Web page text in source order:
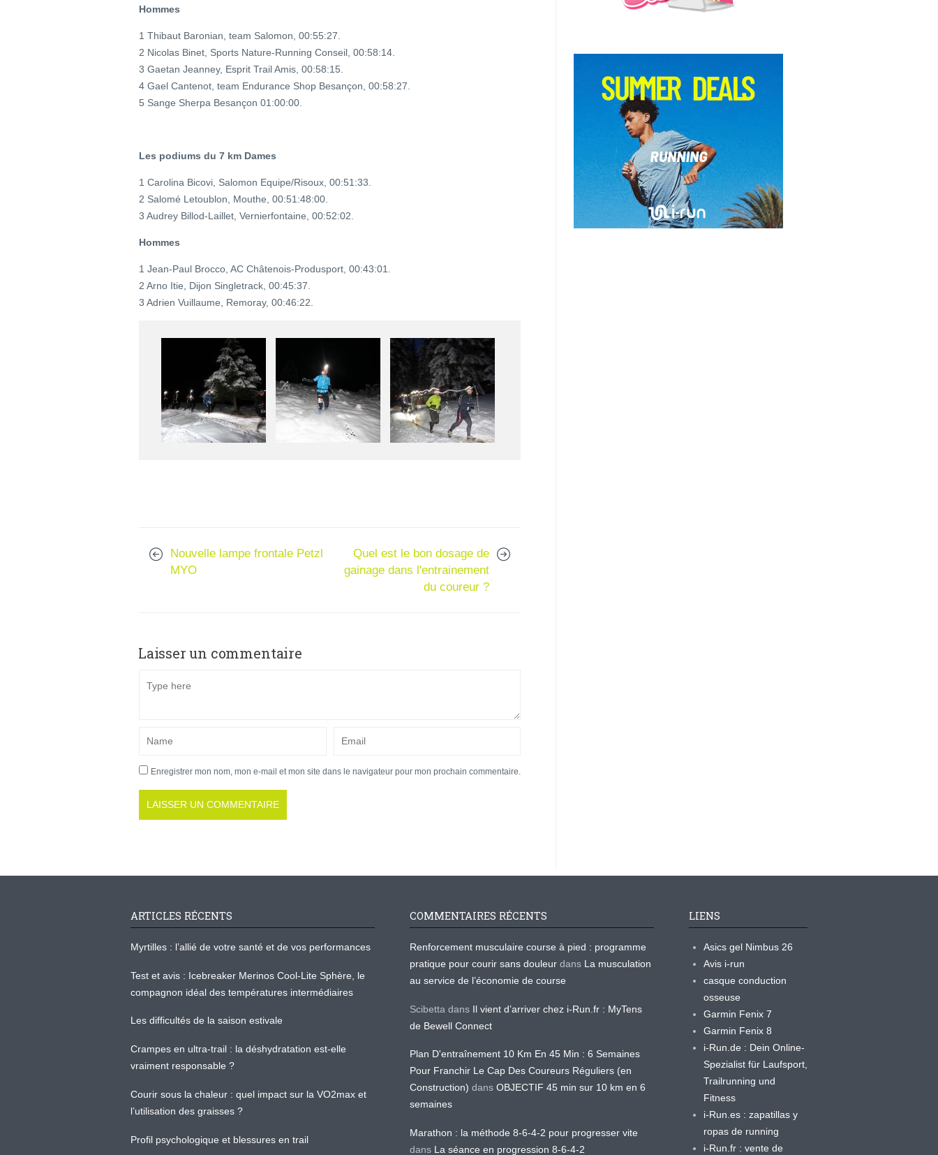
Hommes
1 Thibaut Baronian, team Salomon, 00:55:27.
2 Nicolas Binet, Sports Nature-Running Conseil, 00:58:14.
3 Gaetan Jeanney, Esprit Trail Amis, 00:58:15.
4 Gael Cantenot, team Endurance Shop Besançon, 00:58:27.
5 Sange Sherpa Besançon 01:00:00.
Les podiums du 7 km Dames
1 Carolina Bicovi, Salomon Equipe/Risoux, 00:51:33.
2 Salomé Letoublon, Mouthe, 00:51:48:00.
3 Audrey Billod-Laillet, Vernierfontaine, 00:52:02.
Hommes
1 Jean-Paul Brocco, AC Châtenois-Produsport, 00:43:01.
2 Arno Itie, Dijon Singletrack, 00:45:37.
3 Adrien Vuillaume, Remoray, 00:46:22.
Nouvelle lampe frontale Petzl
MYO
Quel est le bon dosage de
gainage dans l'entrainement
du coureur ?
Laisser un commentaire
Enregistrer mon nom, mon e-mail et mon site dans le navigateur pour mon prochain commentaire.
ARTICLES RÉCENTS
Myrtilles : l’allié de votre santé et de vos performances
Test et avis : Icebreaker Merinos Cool-Lite Sphère, le
compagnon idéal des températures intermédiaires
Les difficultés de la saison estivale
Crampes en ultra-trail : la déshydratation est-elle
vraiment responsable ?
Courir sous la chaleur : quel impact sur la VO2max et
l’utilisation des graisses ?
Profil psychologique et blessures en trail
COMMENTAIRES RÉCENTS
Renforcement musculaire course à pied : programme
pratique pour courir sans douleur dans La musculation
au service de l’économie de course
Scibetta dans Il vient d’arriver chez i-Run.fr : MyTens
de Bewell Connect
Plan D'entraînement 10 Km En 45 Min : 6 Semaines
Pour Franchir Le Cap Des Coureurs Réguliers (en
Construction) dans OBJECTIF 45 min sur 10 km en 6
semaines
Marathon : la méthode 8-6-4-2 pour progresser vite
dans La séance en progression 8-6-4-2
LIENS
Asics gel Nimbus 26
Avis i-run
casque conduction
osseuse
Garmin Fenix 7
Garmin Fenix 8
i-Run.de : Dein Online-
Spezialist für Laufsport,
Trailrunning und
Fitness
i-Run.es : zapatillas y
ropas de running
i-Run.fr : vente de